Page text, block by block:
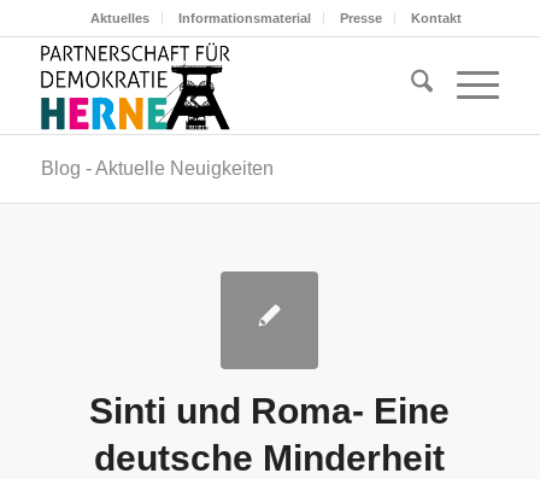
Aktuelles Informationsmaterial Presse Kontakt
Blog - Aktuelle Neuigkeiten
Sinti und Roma- Eine
deutsche Minderheit